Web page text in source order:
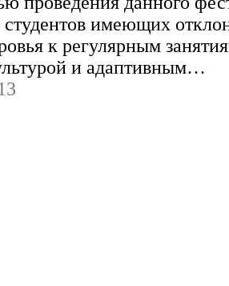
студентов имеющих
к регулярным
и адаптивным…